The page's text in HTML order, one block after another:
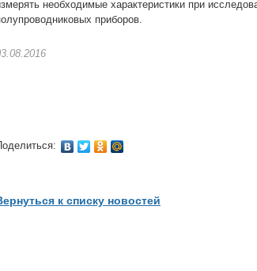
необходимые характеристики при
приборов.
к списку новостей